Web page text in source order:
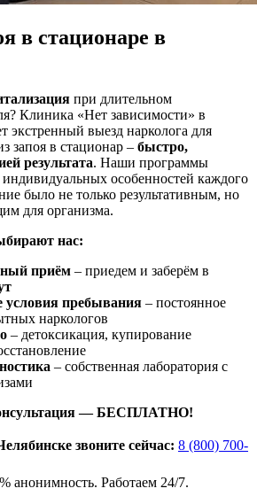
в стационаре в
при длительном
Клиника «Нет зависимости» в
экстренный выезд нарколога для
запоя в стационар – быстро,
результата. Наши программы
индивидуальных особенностей каждого
было не только результативным, но
для организма.
нас:
приём – приедем и заберём в
пребывания – постоянное
наркологов
– детоксикация, купирование
– собственная лаборатория с
— БЕСПЛАТНО!
звоните сейчас: 8 (800) 700-
анонимность. Работаем 24/7.